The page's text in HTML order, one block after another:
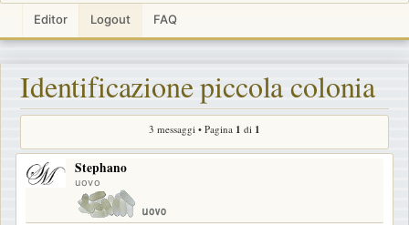
Editor Logout FAQ
Identificazione piccola colonia
3 messaggi • Pagina 1 di 1
Stephano
uovo